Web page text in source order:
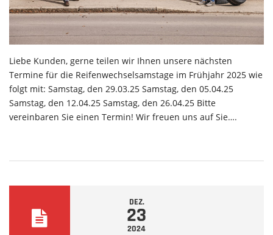
Liebe Kunden, gerne teilen wir Ihnen unsere nächsten
Termine für die Reifenwechselsamstage im Frühjahr 2025 wie
folgt mit: Samstag, den 29.03.25 Samstag, den 05.04.25
Samstag, den 12.04.25 Samstag, den 26.04.25 Bitte
vereinbaren Sie einen Termin! Wir freuen uns auf Sie….
DEZ.
23
2024